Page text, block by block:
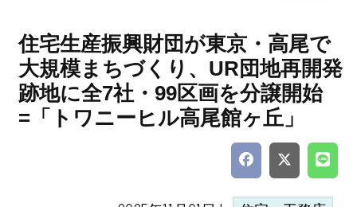
住宅生産振興財団が東京・高尾で
大規模まちづくり、UR団地再開発
跡地に全7社・99区画を分譲開始
=「トワニーヒル高尾館ヶ丘」